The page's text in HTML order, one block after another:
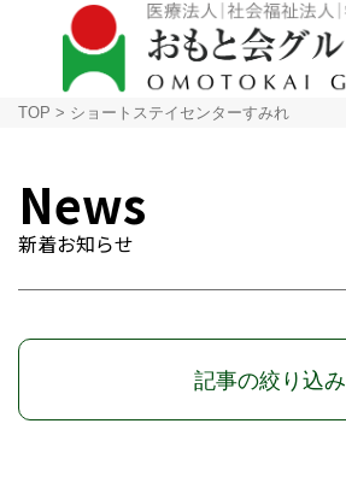
TOP > ショートステイセンターすみれ
News
新着お知らせ
記事の絞り込み